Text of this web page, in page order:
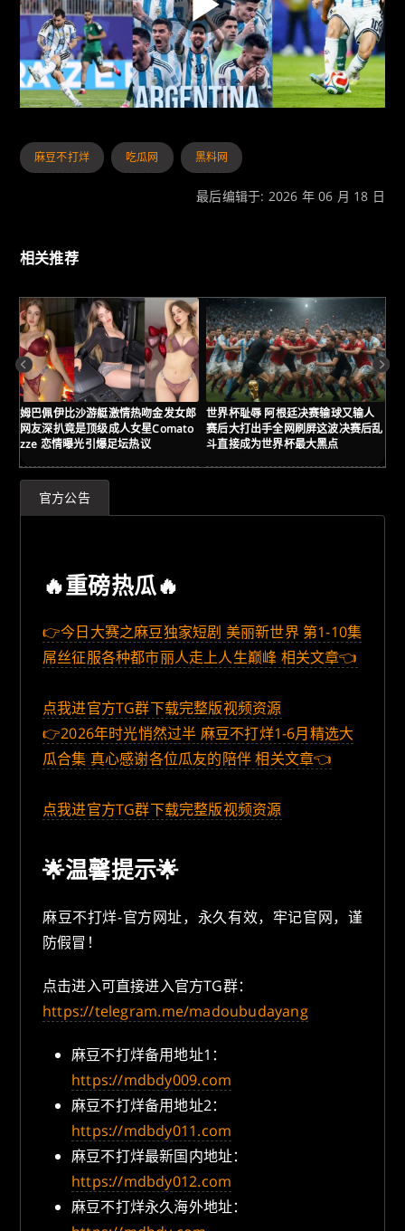
麻豆不打烊 吃瓜网 黑料网
最后编辑于: 2026 年 06 月 18 日
相关推荐
姆巴佩伊比沙游艇激情热吻金发女郎
网友深扒竟是顶级成人女星Comato
zze 恋情曝光引爆足坛热议
世界杯耻辱 阿根廷决赛输球又输人
赛后大打出手全网刷屏这波决赛后乱
斗直接成为世界杯最大黑点
官方公告
🔥重磅热瓜🔥
👉今日大赛之麻豆独家短剧 美丽新世界 第1-10集
屌丝征服各种都市丽人走上人生巅峰 相关文章👈
点我进官方TG群下载完整版视频资源
👉2026年时光悄然过半 麻豆不打烊1-6月精选大
瓜合集 真心感谢各位瓜友的陪伴 相关文章👈
点我进官方TG群下载完整版视频资源
🌟温馨提示🌟
麻豆不打烊-官方网址，永久有效，牢记官网，谨
防假冒！
点击进入可直接进入官方TG群：
https://telegram.me/madoubudayang
麻豆不打烊备用地址1：
https://mdbdy009.com
麻豆不打烊备用地址2：
https://mdbdy011.com
麻豆不打烊最新国内地址：
https://mdbdy012.com
麻豆不打烊永久海外地址：